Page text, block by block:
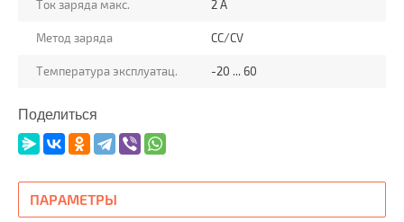
Ток заряда макс. 2 А
Метод заряда CC/CV
Температура эксплуатац. -20 ... 60
Поделиться
ПАРАМЕТРЫ